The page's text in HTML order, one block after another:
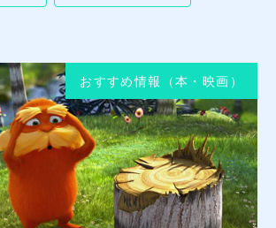
フォーム
ご質問
ス
おすすめ情報（本・映画）